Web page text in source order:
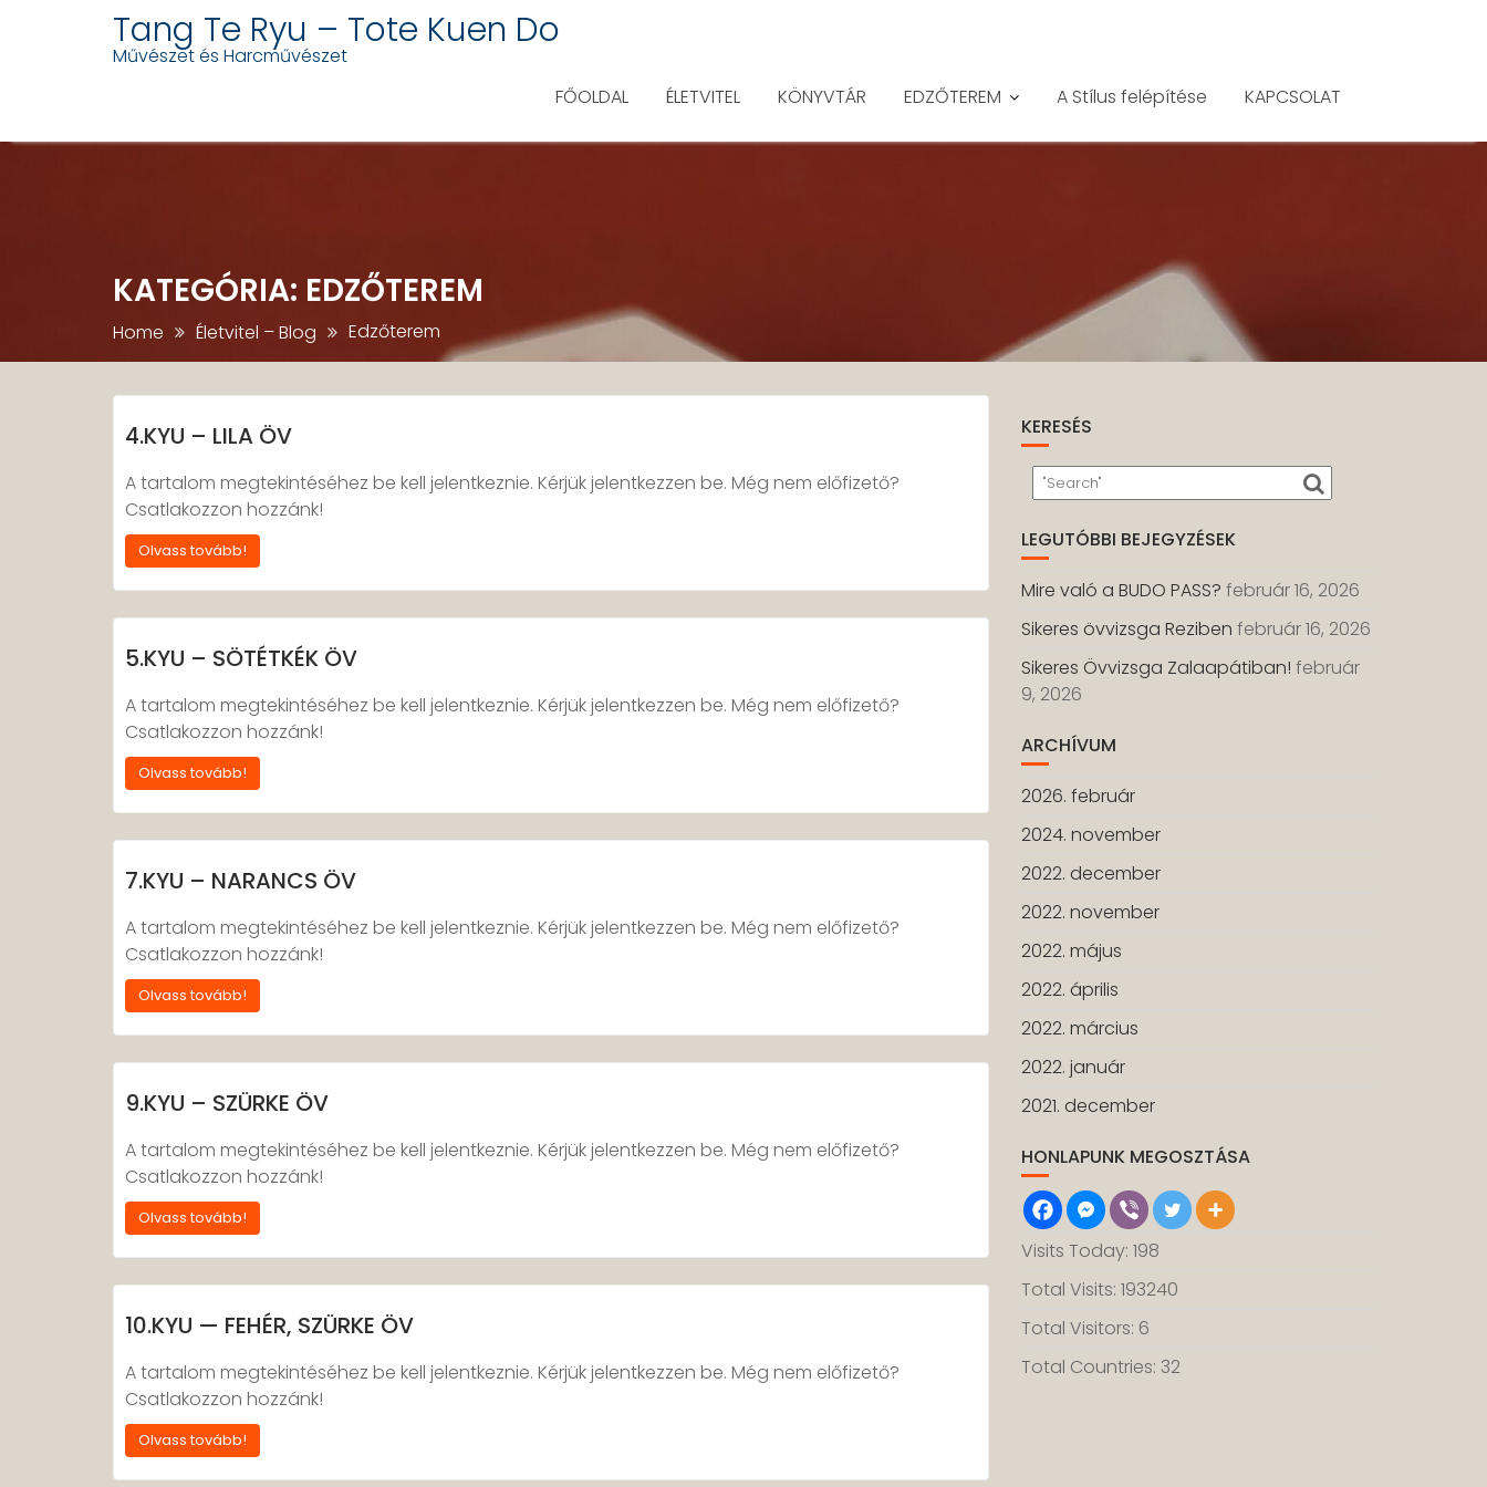
Skip
Tang Te Ryu – Tote Kuen Do
Művészet és Harcművészet
FŐOLDAL
ÉLETVITEL KÖNYVTÁR EDZŐTEREM A Stílus felépítése KAPCSOLAT
KATEGÓRIA: EDZŐTEREM
Home Életvitel – Blog Edzőterem
4.KYU – LILA ÖV
A tartalom megtekintéséhez be kell jelentkeznie. Kérjük jelentkezzen be. Még nem előfizető?
Csatlakozzon hozzánk!
Olvass tovább!
5.KYU – SÖTÉTKÉK ÖV
A tartalom megtekintéséhez be kell jelentkeznie. Kérjük jelentkezzen be. Még nem előfizető?
Csatlakozzon hozzánk!
Olvass tovább!
7.KYU – NARANCS ÖV
A tartalom megtekintéséhez be kell jelentkeznie. Kérjük jelentkezzen be. Még nem előfizető?
Csatlakozzon hozzánk!
Olvass tovább!
9.KYU – SZÜRKE ÖV
A tartalom megtekintéséhez be kell jelentkeznie. Kérjük jelentkezzen be. Még nem előfizető?
Csatlakozzon hozzánk!
Olvass tovább!
10.KYU — FEHÉR, SZÜRKE ÖV
A tartalom megtekintéséhez be kell jelentkeznie. Kérjük jelentkezzen be. Még nem előfizető?
Csatlakozzon hozzánk!
Olvass tovább!
KERESÉS
LEGUTÓBBI BEJEGYZÉSEK
Mire való a BUDO PASS? február 16, 2026
Sikeres övvizsga Reziben február 16, 2026
Sikeres Övvizsga Zalaapátiban! február
9, 2026
ARCHÍVUM
2026. február
2024. november
2022. december
2022. november
2022. május
2022. április
2022. március
2022. január
2021. december
HONLAPUNK MEGOSZTÁSA
Visits Today: 198
Total Visits: 193240
Total Visitors: 6
Total Countries: 32